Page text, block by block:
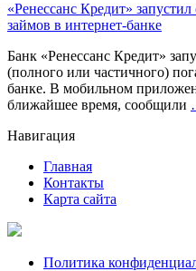
«Ренессанс Кредит»
займов в интернет-банке
Банк «Ренессанс Кредит»
(полного или частичного)
банке. В мобильном
ближайшее время, сообщили
Навигация
Главная
Контакты
Карта сайта
Политика